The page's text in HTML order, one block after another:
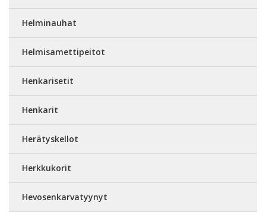
Helminauhat
Helmisamettipeitot
Henkarisetit
Henkarit
Herätyskellot
Herkkukorit
Hevosenkarvatyynyt